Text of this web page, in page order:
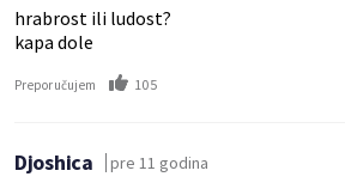
hrabrost ili ludost?
kapa dole
Preporučujem 105
Djoshica pre 11 godina